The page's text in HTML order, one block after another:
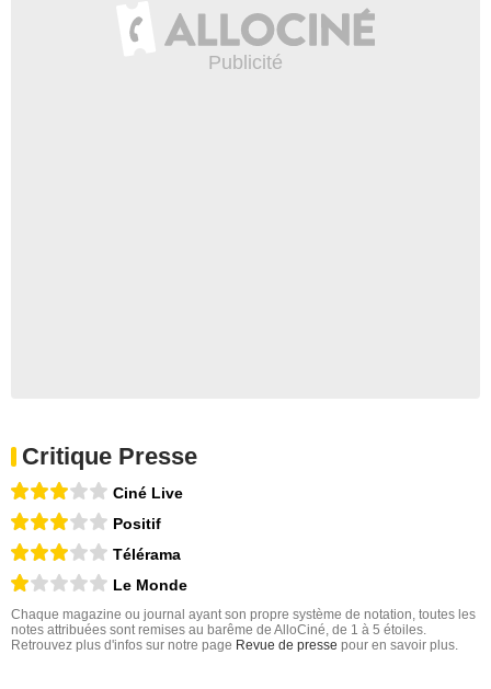
Critique Presse
Ciné Live
Positif
Télérama
Le Monde
Chaque magazine ou journal ayant son propre système de notation, toutes les
notes attribuées sont remises au barême de AlloCiné, de 1 à 5 étoiles.
Retrouvez plus d'infos sur notre page Revue de presse pour en savoir plus.